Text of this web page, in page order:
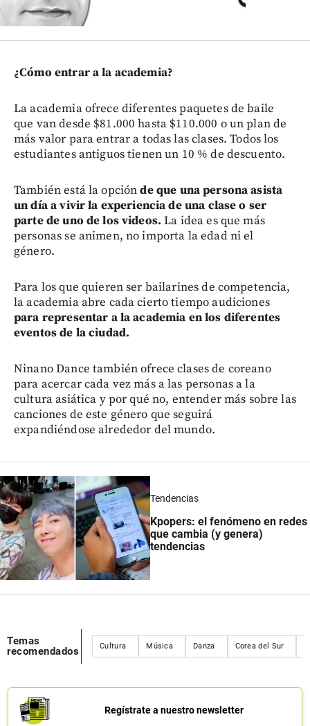
¿Cómo entrar a la academia?
La academia ofrece diferentes paquetes de baile
que van desde $81.000 hasta $110.000 o un plan de
más valor para entrar a todas las clases. Todos los
estudiantes antiguos tienen un 10 % de descuento.
También está la opciónde que una persona asista
un día a vivir la experiencia de una clase o ser
parte de uno de los videos.La idea es que más
personas se animen, no importa la edad ni el
género.
Para los que quieren ser bailarines de competencia,
la academia abre cada cierto tiempo audiciones
para representar a la academia en los diferentes
eventos de la ciudad.
Ninano Dance también ofrece clases de coreano
para acercar cada vez más a las personas a la
cultura asiática y por qué no, entender más sobre las
canciones de este género que seguirá
expandiéndose alrededor del mundo.
Tendencias
Kpopers: el fenómeno en redes
que cambia (y genera)
tendencias
Temas
recomendados
Cultura Música Danza Corea del Sur
Regístrate a nuestro newsletter